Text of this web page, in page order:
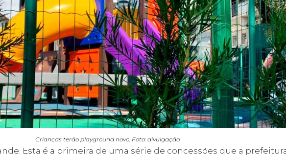
Crianças terão playground novo. Foto: divulgação
Esta é a primeira de uma série de concessões que a